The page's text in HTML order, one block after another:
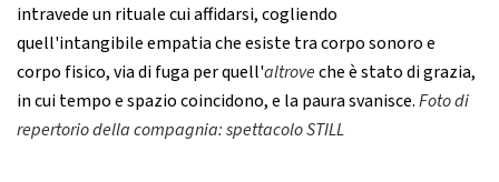
intravede un rituale cui affidarsi, cogliendo
quell'intangibile empatia che esiste tra corpo sonoro e
corpo fisico, via di fuga per quell'altroveche è stato di grazia,
in cui tempo e spazio coincidono, e la paura svanisce.Foto di
repertorio della compagnia: spettacolo STILL